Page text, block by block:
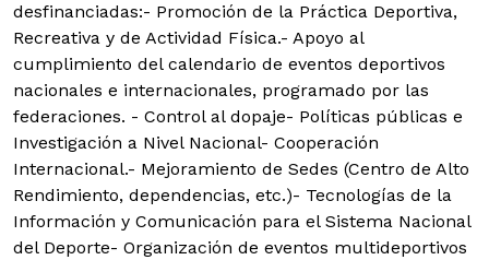
desfinanciadas:- Promoción de la Práctica Deportiva,
Recreativa y de Actividad Física.- Apoyo al
cumplimiento del calendario de eventos deportivos
nacionales e internacionales, programado por las
federaciones. - Control al dopaje- Políticas públicas e
Investigación a Nivel Nacional- Cooperación
Internacional.- Mejoramiento de Sedes (Centro de Alto
Rendimiento, dependencias, etc.)- Tecnologías de la
Información y Comunicación para el Sistema Nacional
del Deporte- Organización de eventos multideportivos